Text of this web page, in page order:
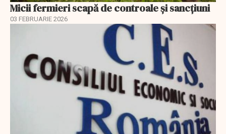
Micii fermieri scapă de controale și sancțiuni
03 FEBRUARIE 2026